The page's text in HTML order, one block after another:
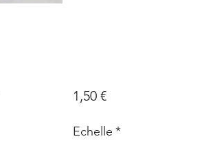
1,50 €Prix
Echelle *